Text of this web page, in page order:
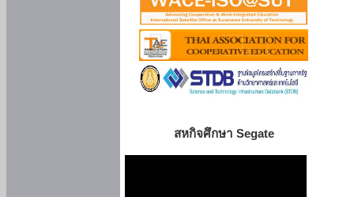
สหกิจศึกษา Segate